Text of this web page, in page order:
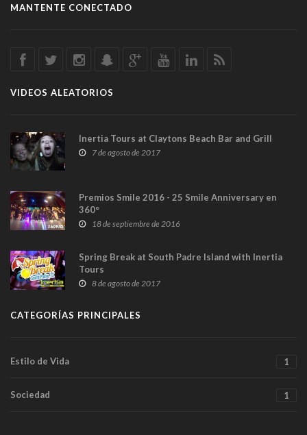
MANTENTE CONECTADO
VIDEOS ALEATORIOS
Inertia Tours at Claytons Beach Bar and Grill
7 de agosto de 2017
Premios Smile 2016 - 25 Smile Anniversary en
360°
18 de septiembre de 2016
Spring Break at South Padre Island with Inertia
Tours
8 de agosto de 2017
CATEGORÍAS PRINCIPALES
Estilo de Vida 1
Sociedad 1